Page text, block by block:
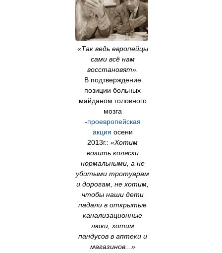
«Так ведь европейцы
сами всё нам
восстановят».
В подтверждение
позиции больных
майданом головного
мозга
-проевропейская
акция осени
2013г.: «Хотим
возить коляски
нормальными, а не
убитыми тротуарам
и дорогам, не хотим,
чтобы наши дети
падали в открытые
канализационные
люки, хотим
пандусов в аптеки и
магазинов...»